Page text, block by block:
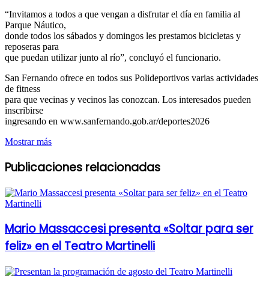
“Invitamos a todos a que vengan a disfrutar el día en familia al
Parque Náutico,
donde todos los sábados y domingos les prestamos bicicletas y
reposeras para
que puedan utilizar junto al río”, concluyó el funcionario.
San Fernando ofrece en todos sus Polideportivos varias actividades
de fitness
para que vecinas y vecinos las conozcan. Los interesados pueden
inscribirse
ingresando en www.sanfernando.gob.ar/deportes2026
Mostrar más
Publicaciones relacionadas
Mario Massaccesi presenta «Soltar para ser
feliz» en el Teatro Martinelli